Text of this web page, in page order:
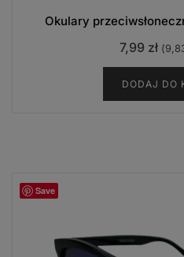
Okulary
7,99 zł (
DODAJ DO
Save